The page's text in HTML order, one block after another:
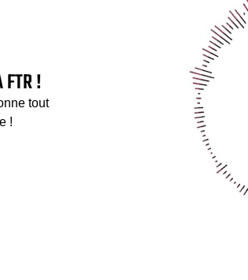
FTR !
tout
!